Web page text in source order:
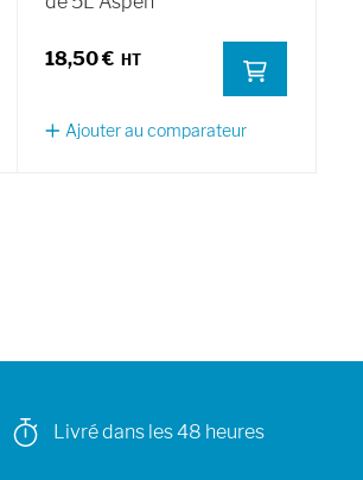
18,50 €
Ajouter au comparateur
Livré dans les 48 heures